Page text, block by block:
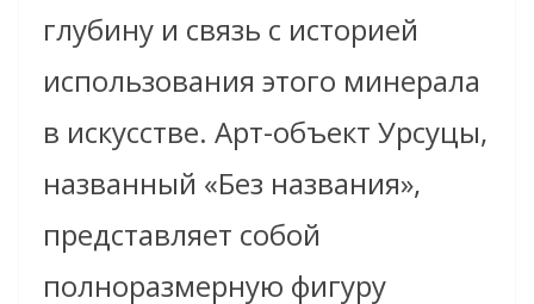
глубину и связь с историей
использования этого минерала
в искусстве. Арт-объект Урсуцы,
названный «Без названия»,
представляет собой
полноразмерную фигуру